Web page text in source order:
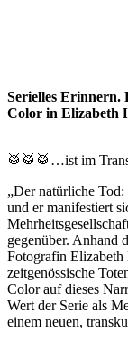
Serielles Erinnern.
Color in Elizabeth
🥁🥁🥁…ist im
„Der natürliche
und er manifestiert
gegenüber. Anhand
Fotografin Elizabeth
zeitgenössische
Color auf dieses
Wert der Serie als
einem neuen,